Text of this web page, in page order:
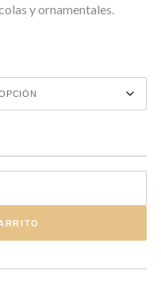
y ornamentales.